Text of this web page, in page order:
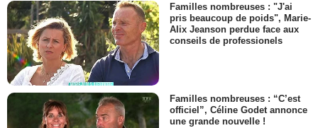
Familles nombreuses : "J'ai
pris beaucoup de poids", Marie-
Alix Jeanson perdue face aux
conseils de professionels
Familles nombreuses : “C’est
officiel”, Céline Godet annonce
une grande nouvelle !